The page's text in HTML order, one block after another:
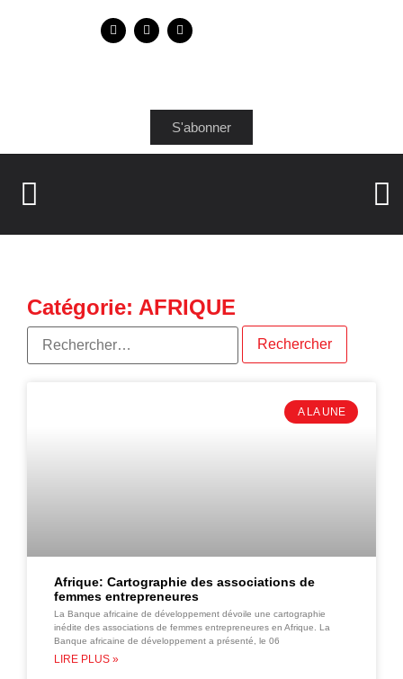
S'abonner
Catégorie: AFRIQUE
A LA UNE
Afrique: Cartographie des associations de
femmes entrepreneures
La Banque africaine de développement dévoile une cartographie
inédite des associations de femmes entrepreneures en Afrique. La
Banque africaine de développement a présenté, le 06
LIRE PLUS »